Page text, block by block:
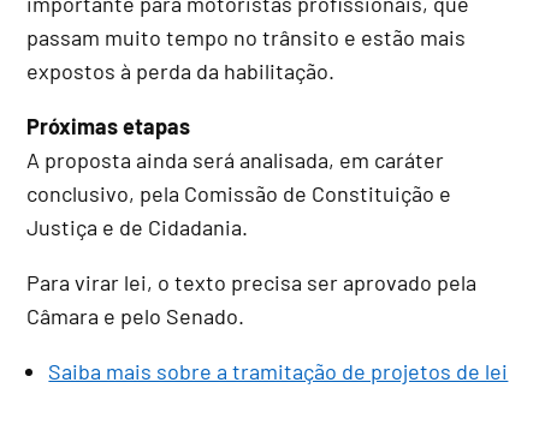
passam muito tempo no trânsito e estão mais
expostos à perda da habilitação.
Próximas etapas
A proposta ainda será analisada, em caráter
conclusivo, pela Comissão de Constituição e
Justiça e de Cidadania.
Para virar lei, o texto precisa ser aprovado pela
Câmara e pelo Senado.
Saiba mais sobre a tramitação de projetos de lei